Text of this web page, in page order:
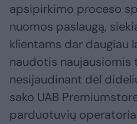
apsipirkimo proceso
nuomos paslaugą,
klientams dar daugiau
naudotis naujausiomis
nesijaudinant dėl
sako UAB
parduotuvių